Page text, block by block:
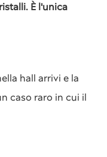
È l'unica
hall arrivi e la
caso raro in cui il